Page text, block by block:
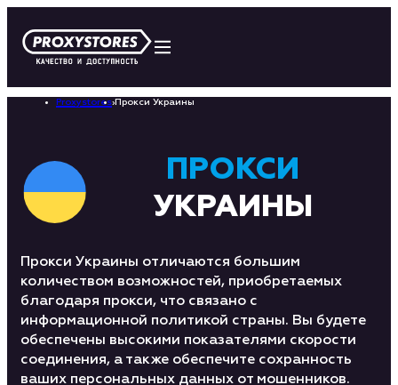
Proxystores› Прокси Украины
ПРОКСИ
УКРАИНЫ
Прокси Украины отличаются большим
количеством возможностей, приобретаемых
благодаря прокси, что связано с
информационной политикой страны. Вы будете
обеспечены высокими показателями скорости
соединения, а также обеспечите сохранность
ваших персональных данных от мошенников.